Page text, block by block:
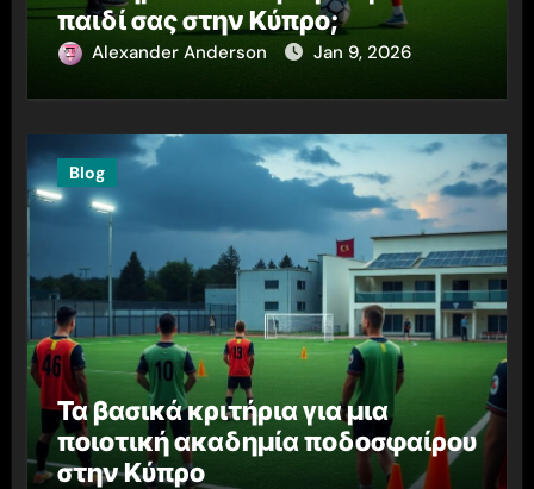
παιδί σας στην Κύπρο;
Alexander Anderson Jan 9, 2026
Blog
Τα βασικά κριτήρια για μια
ποιοτική ακαδημία ποδοσφαίρου
στην Κύπρο